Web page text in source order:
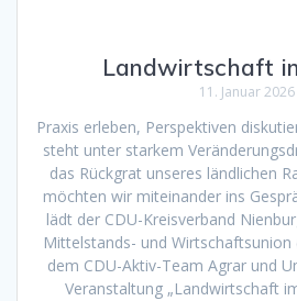
Landwirtschaft
11. Januar 2026
Praxis erleben, Perspektiven
steht unter starkem
das Rückgrat unseres ländlichen
möchten wir miteinander ins
lädt der CDU-Kreisverband
Mittelstands- und
dem CDU-Aktiv-Team Agrar und
Veranstaltung „Landwirtschaft